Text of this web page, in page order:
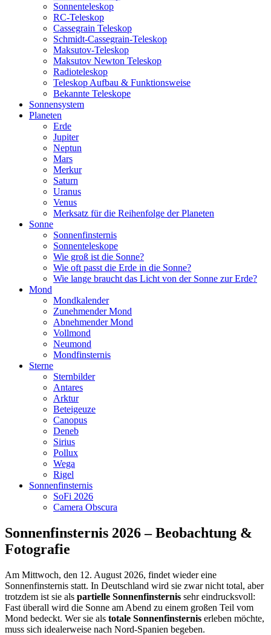
Sonnenteleskop
RC-Teleskop
Cassegrain Teleskop
Schmidt-Cassegrain-Teleskop
Maksutov-Teleskop
Maksutov Newton Teleskop
Radioteleskop
Teleskop Aufbau & Funktionsweise
Bekannte Teleskope
Sonnensystem
Planeten
Erde
Jupiter
Neptun
Mars
Merkur
Saturn
Uranus
Venus
Merksatz für die Reihenfolge der Planeten
Sonne
Sonnenfinsternis
Sonnenteleskope
Wie groß ist die Sonne?
Wie oft passt die Erde in die Sonne?
Wie lange braucht das Licht von der Sonne zur Erde?
Mond
Mondkalender
Zunehmender Mond
Abnehmender Mond
Vollmond
Neumond
Mondfinsternis
Sterne
Sternbilder
Antares
Arktur
Beteigeuze
Canopus
Deneb
Sirius
Pollux
Wega
Rigel
Sonnenfinsternis
SoFi 2026
Camera Obscura
Sonnenfinsternis 2026 – Beobachtung &
Fotografie
Am Mittwoch, den 12. August 2026, findet wieder eine
Sonnenfinsternis statt. In Deutschland wird sie zwar nicht total, aber
trotzdem ist sie als partielle Sonnenfinsternis sehr eindrucksvoll:
Fast überall wird die Sonne am Abend zu einem großen Teil vom
Mond bedeckt. Wer sie als totale Sonnenfinsternis erleben möchte,
muss sich idealerweise nach Nord-Spanien begeben.